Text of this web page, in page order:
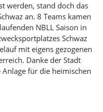
werden, stand doch das
an. 8 Teams kamen
NBLL Saison in
Schwaz
mit eigens gezogenen
Danke der Stadt
Anlage für die heimischen